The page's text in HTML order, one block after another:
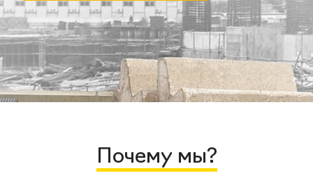
Почему мы?